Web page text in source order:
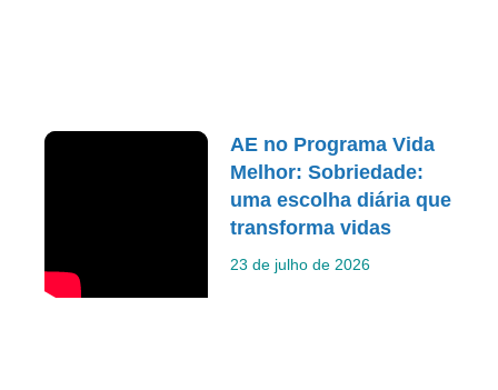
AE no Programa Vida
Melhor: Sobriedade:
uma escolha diária que
transforma vidas
23 de julho de 2026